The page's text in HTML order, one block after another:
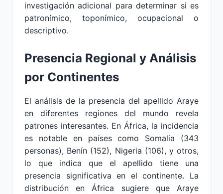
investigación adicional para determinar si es
patronímico, toponímico, ocupacional o
descriptivo.
Presencia Regional y Análisis
por Continentes
El análisis de la presencia del apellido Araye
en diferentes regiones del mundo revela
patrones interesantes. En África, la incidencia
es notable en países como Somalia (343
personas), Benín (152), Nigeria (106), y otros,
lo que indica que el apellido tiene una
presencia significativa en el continente. La
distribución en África sugiere que Araye